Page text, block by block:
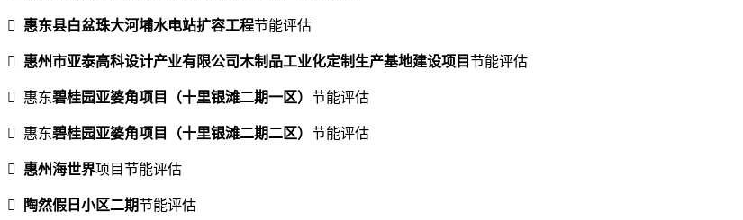
 惠东县白盆珠大河埔水电站扩容工程节能评估
 惠州市亚泰高科设计产业有限公司木制品工业化定制生产基地建设项目节能评估
 惠东碧桂园亚婆角项目（十里银滩二期一区） 节能评估
 惠东碧桂园亚婆角项目（十里银滩二期二区） 节能评估
 惠州海世界项目节能评估
 陶然假日小区二期节能评估